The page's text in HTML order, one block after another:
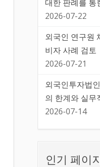
대한 판례를 통
2026-07-22
외국인 연구원
비자 사례 검토
2026-07-21
외국인투자법
의 한계와 실무
2026-07-14
인기 페이